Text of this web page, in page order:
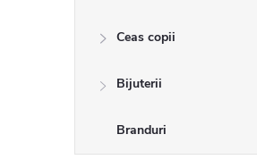
a
Ceas copii
Bijuterii
Branduri